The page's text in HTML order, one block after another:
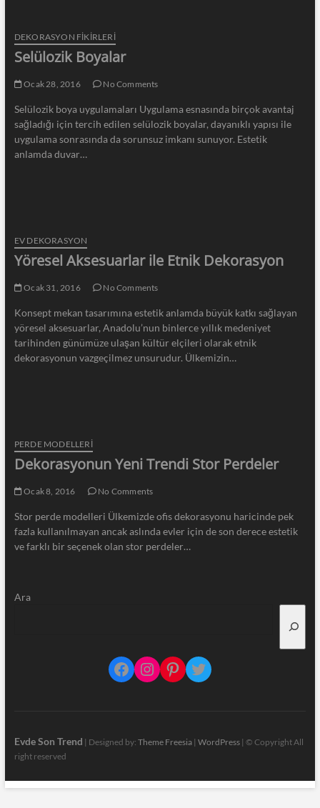
DEKORASYON FİKİRLERİ
Selülozik Boyalar
Ocak 28, 2016 No Comments
Selülozik boya uygulamaları Uygulama esnasında birçok avantaj
sağladığı için tercih edilen selülozik boyalar, dayanıklı yapısı ile
uygulama sonrasında da sorunsuz imkanı sunuyor. Estetik
anlamda duvar…
EV DEKORASYON
Yöresel Aksesuarlar ile Etnik Dekorasyon
Ocak 31, 2016 No Comments
Konsept mekan tasarımına estetik anlamda büyük katkı sağlayan
yöresel aksesuarlar, Anadolu’nun binlerce yıllık medeniyet
tarihinden günümüze ulaşan kültür elçileri olarak etnik
dekorasyonun vazgeçilmez unsurudur. Ülkemizin…
PERDE MODELLERI
Dekorasyonun Yeni Trendi Stor Perdeler
Ocak 8, 2016 No Comments
Stor perde modelleri Ülkemizde ofis dekorasyonu haricinde pek
fazla kullanılmayan ancak aslında evler için de son derece estetik
ve farklı bir seçenek olan stor perdeler…
Ara
Facebook
Instagram
Pinterest
Twitter
Evde Son Trend | Designed by: Theme Freesia| WordPress| © Copyright All
right reserved